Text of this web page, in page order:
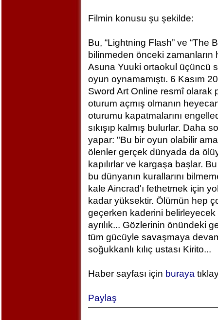
Filmin konusu şu şekilde:
Bu, “Lightning Flash” ve “The
bilinmeden önceki zamanların
Asuna Yuuki ortaokul üçüncü
oyun oynamamıştı. 6 Kasım
Sword Art Online resmî olarak
oturum açmış olmanın
oturumu kapatmalarını
sıkışıp kalmış bulurlar. Daha
yapar: "Bu bir oyun olabilir
ölenler gerçek dünyada da
kapılırlar ve kargaşa başlar.
bu dünyanın kurallarını
kale Aincrad'ı fethetmek için
kadar yüksektir. Ölümün hep
geçerken kaderini belirleyecek
ayrılık... Gözlerinin önündeki
tüm gücüyle savaşmaya
soğukkanlı kılıç ustası Kirito...
Haber sayfası için buraya
Paylaş